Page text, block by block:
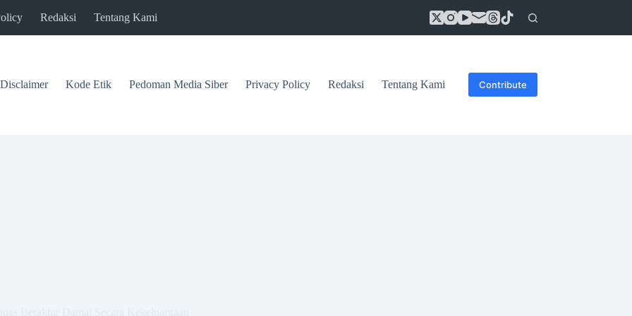
Redaksi Tentang Kami
Disclaimer Kode Etik Pedoman Media Siber Privacy Policy Redaksi Tentang Kami Contribute